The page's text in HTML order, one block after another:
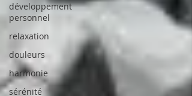
développement
personnel
relaxation
douleurs
harmonie
sérénité